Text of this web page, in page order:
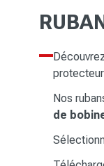
Nos
de